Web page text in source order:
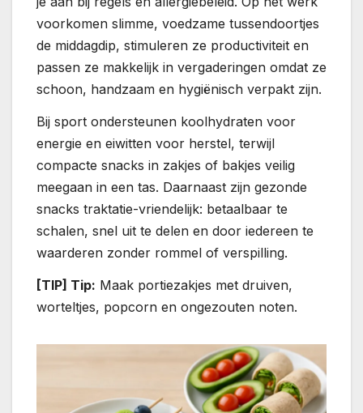
voorkomen slimme, voedzame tussendoortjes
de middagdip, stimuleren ze productiviteit en
passen ze makkelijk in vergaderingen omdat ze
schoon, handzaam en hygiënisch verpakt zijn.
Bij sport ondersteunen koolhydraten voor
energie en eiwitten voor herstel, terwijl
compacte snacks in zakjes of bakjes veilig
meegaan in een tas. Daarnaast zijn gezonde
snacks traktatie-vriendelijk: betaalbaar te
schalen, snel uit te delen en door iedereen te
waarderen zonder rommel of verspilling.
[TIP] Tip: Maak portiezakjes met druiven,
worteltjes, popcorn en ongezouten noten.